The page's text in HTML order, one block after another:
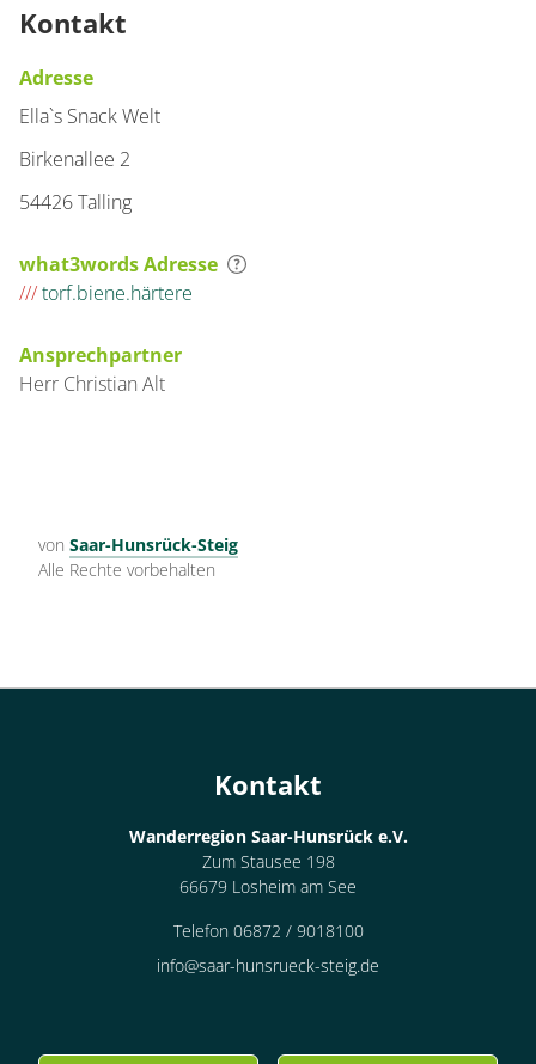
Kontakt
Adresse
Ella`s Snack Welt
Birkenallee 2
54426 Talling
what3words Adresse
///torf.biene.härtere
Ansprechpartner
Herr Christian Alt
von Saar-Hunsrück-Steig
Alle Rechte vorbehalten
Kontakt
Wanderregion Saar-Hunsrück e.V.
Zum Stausee 198
66679 Losheim am See
Telefon 06872 / 9018100
info@saar-hunsrueck-steig.de